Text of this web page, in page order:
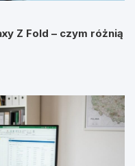
Z Fold – czym różnią